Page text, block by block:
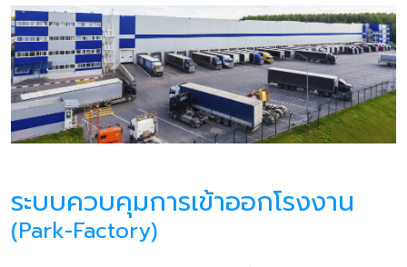
ระบบควบคุมการเข้าออกโรงงาน
(Park-Factory)